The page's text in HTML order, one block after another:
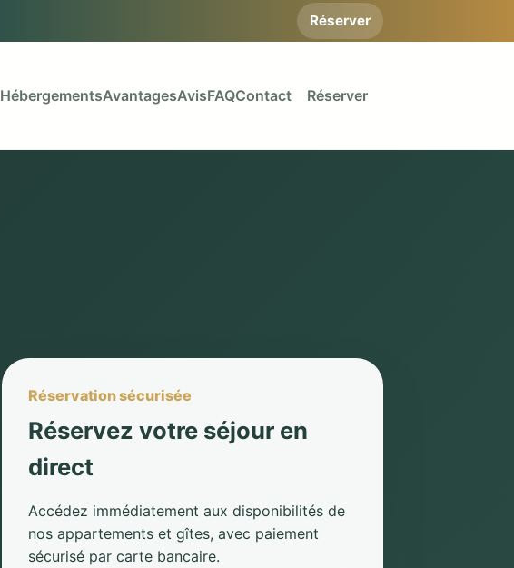
Réserver
HébergementsAvantagesAvisFAQContact Réserver
Réservation sécurisée
Réservez votre séjour en
direct
Accédez immédiatement aux disponibilités de
nos appartements et gîtes, avec paiement
sécurisé par carte bancaire.